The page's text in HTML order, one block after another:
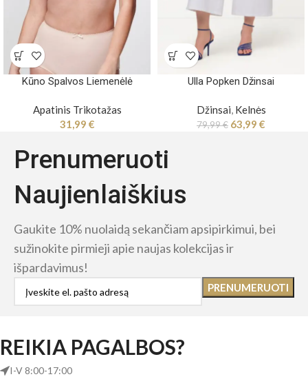
Kūno Spalvos Liemenėlė
Apatinis Trikotažas
31,99 €
Ulla Popken Džinsai
Džinsai, Kelnės
79,99€ 63,99 €
Prenumeruoti
Naujienlaiškius
Gaukite 10% nuolaidą sekančiam apsipirkimui, bei
sužinokite pirmieji apie naujas kolekcijas ir
išpardavimus!
REIKIA PAGALBOS?
I-V 8:00-17:00